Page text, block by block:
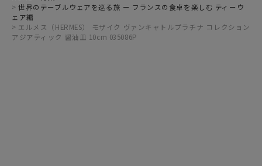
世界のテーブルウェアを巡る旅 ー フランスの食卓を楽しむ ティーウ
ェア編
エルメス（HERMES） モザイク ヴァンキャトルプラチナ コレクション
アジアティック 醤油皿 10cm 035086P